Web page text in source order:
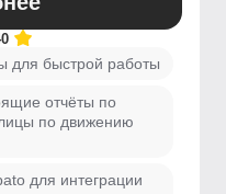
для быстрой работы
отчёты по
по движению
для интеграции